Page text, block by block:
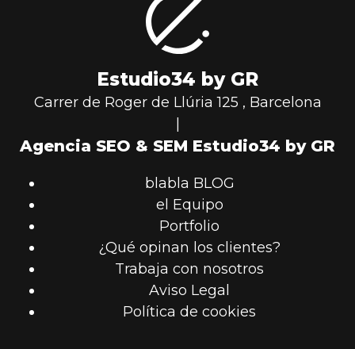
Estudio34 by GR
Carrer de Roger de Llúria 125 , Barcelona
|
Agencia SEO & SEM Estudio34 by GR
blabla BLOG
el Equipo
Portfolio
¿Qué opinan los clientes?
Trabaja con nosotros
Aviso Legal
Política de cookies